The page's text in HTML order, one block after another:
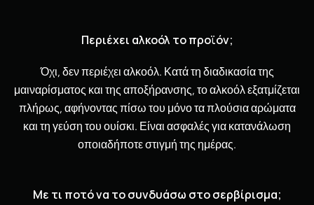
Περιέχει αλκοόλ το προϊόν;
Όχι, δεν περιέχει αλκοόλ. Κατά τη διαδικασία της
μαιναρίσματος και της αποξήρανσης, το αλκοόλ εξατμίζεται
πλήρως, αφήνοντας πίσω του μόνο τα πλούσια αρώματα
και τη γεύση του ουίσκι. Είναι ασφαλές για κατανάλωση
οποιαδήποτε στιγμή της ημέρας.
Με τι ποτό να το συνδυάσω στο σερβίρισμα;